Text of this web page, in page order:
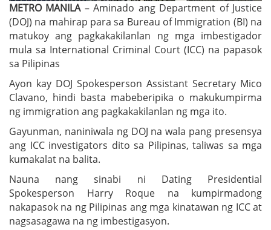
METRO MANILA – Aminado ang Department of Justice
(DOJ) na mahirap para sa Bureau of Immigration (BI) na
matukoy ang pagkakakilanlan ng mga imbestigador
mula sa International Criminal Court (ICC) na papasok
sa Pilipinas
Ayon kay DOJ Spokesperson Assistant Secretary Mico
Clavano, hindi basta mabeberipika o makukumpirma
ng immigration ang pagkakakilanlan ng mga ito.
Gayunman, naniniwala ng DOJ na wala pang presensya
ang ICC investigators dito sa Pilipinas, taliwas sa mga
kumakalat na balita.
Nauna nang sinabi ni Dating Presidential
Spokesperson Harry Roque na kumpirmadong
nakapasok na ng Pilipinas ang mga kinatawan ng ICC at
nagsasagawa na ng imbestigasyon.